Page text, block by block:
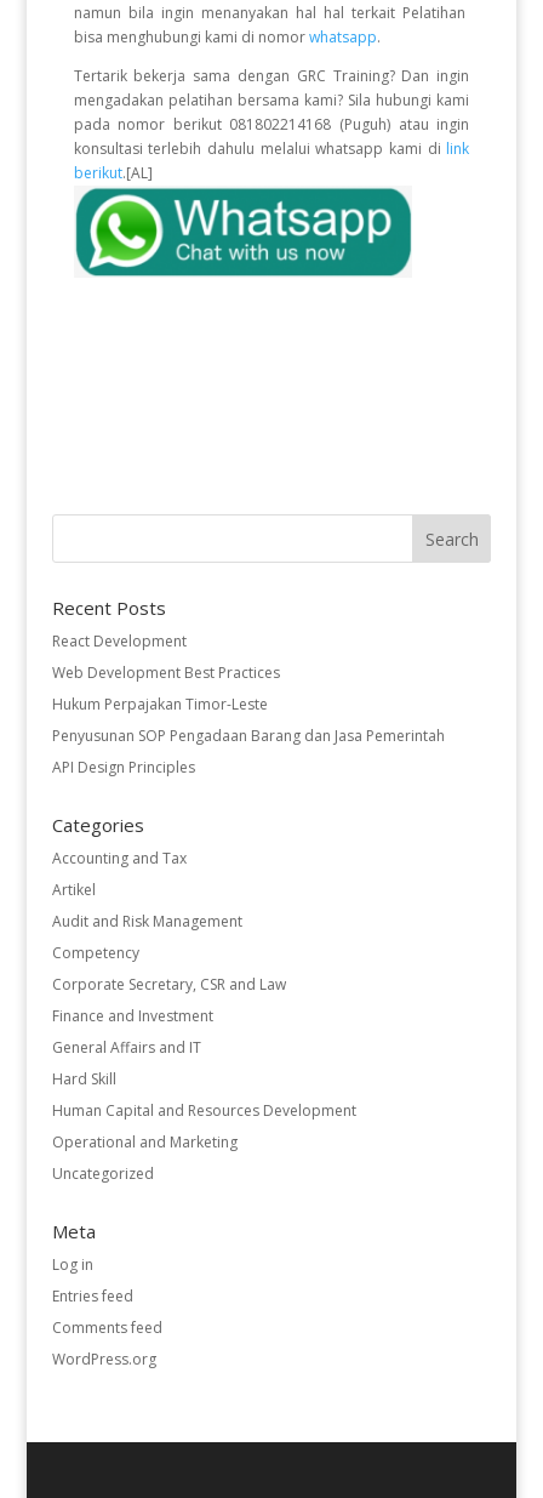
namun bila ingin menanyakan hal hal terkait Pelatihan
bisa menghubungi kami di nomorwhatsapp.
Tertarik bekerja sama dengan GRC Training? Dan ingin
mengadakan pelatihan bersama kami? Sila hubungi kami
pada nomor berikut 081802214168 (Puguh) atau ingin
konsultasi terlebih dahulu melalui whatsapp kami di link
berikut.[AL]
Recent Posts
React Development
Web Development Best Practices
Hukum Perpajakan Timor-Leste
Penyusunan SOP Pengadaan Barang dan Jasa Pemerintah
API Design Principles
Categories
Accounting and Tax
Artikel
Audit and Risk Management
Competency
Corporate Secretary, CSR and Law
Finance and Investment
General Affairs and IT
Hard Skill
Human Capital and Resources Development
Operational and Marketing
Uncategorized
Meta
Log in
Entries feed
Comments feed
WordPress.org